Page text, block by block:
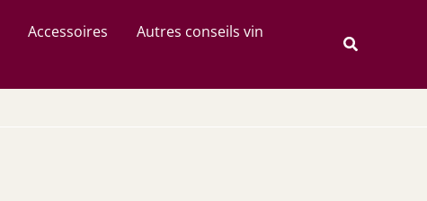
Accessoires
Autres conseils vin
Rechercher